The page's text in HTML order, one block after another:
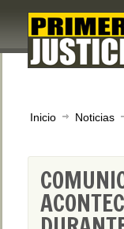
Inicio Noticias